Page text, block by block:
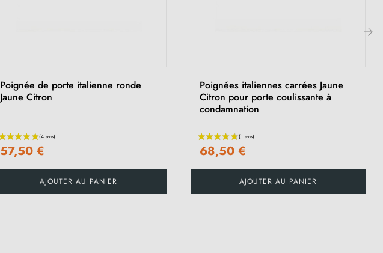
Poignée de porte italienne ronde
Jaune Citron
57,50 €
AJOUTER AU PANIER
Poignées italiennes carrées Jaune
Citron pour porte coulissante à
condamnation
68,50 €
AJOUTER AU PANIER